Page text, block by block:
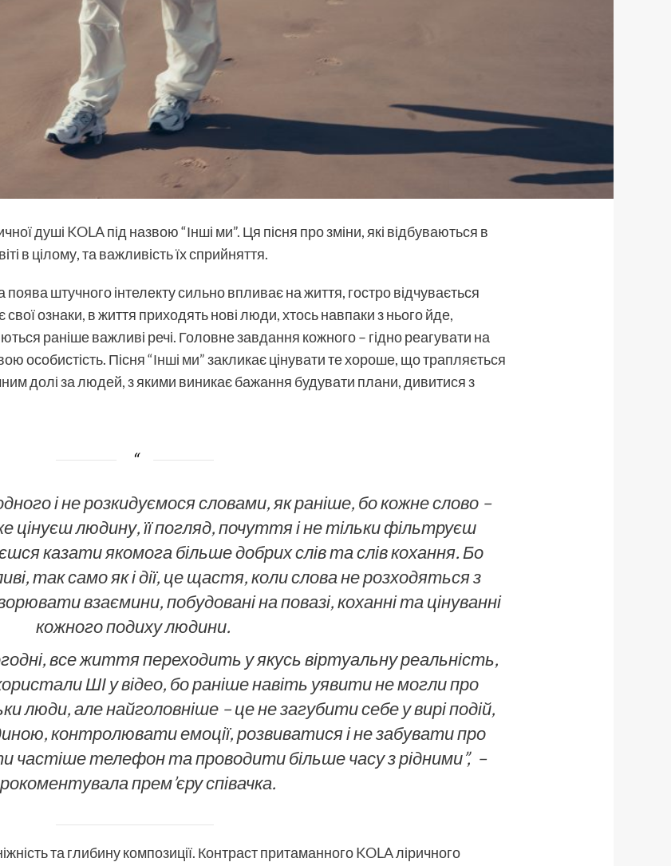
душі KOLAпід назвою “Інші ми”. Ця пісня про зміни, які відбуваються в
в цілому, та важливість їх сприйняття.
поява штучного інтелекту сильно впливає на життя, гостро відчувається
ознаки, в життя приходять нові люди, хтось навпаки з нього йде,
раніше важливі речі. Головне завдання кожного – гідно реагувати на
особистість. Пісня“Інші ми”закликає цінувати те хороше, що трапляється
долі за людей, з якими виникає бажання будувати плани, дивитися з
і не розкидуємося словами, як раніше, бо кожне слово –
цінуєш людину, її погляд, почуття і не тільки фільтруєш
казати якомога більше добрих слів та слів кохання. Бо
так само як і дії, це щастя, коли слова не розходяться з
взаємини, побудовані на повазі, коханні та цінуванні
кожного подиху людини.
все життя переходить у якусь віртуальну реальність,
ШІ у відео, бо раніше навіть уявити не могли про
люди, але найголовніше – це не загубити себе у вирі подій,
контролювати емоції, розвиватися і не забувати про
частіше телефон та проводити більше часу з рідними”,–
прем’єру співачка.
та глибину композиції. Контраст притаманногоKOLAліричного